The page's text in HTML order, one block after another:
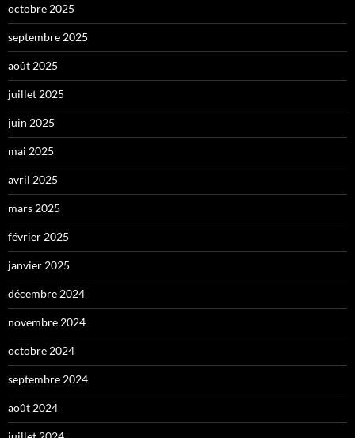
octobre 2025
septembre 2025
août 2025
juillet 2025
juin 2025
mai 2025
avril 2025
mars 2025
février 2025
janvier 2025
décembre 2024
novembre 2024
octobre 2024
septembre 2024
août 2024